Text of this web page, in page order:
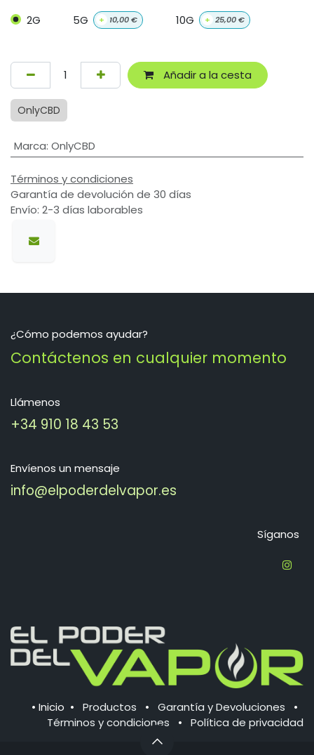
2G 5G + 10,00€ 10G + 25,00€
Añadir a la cesta
OnlyCBD
Marca: OnlyCBD
Términos y condiciones
Garantía de devolución de 30 días
Envío: 2-3 días laborables
¿Cómo podemos ayudar?
Contáctenos en cualquier momento
Llámenos
+34 910 18 43 53
Envíenos un mensaje
info@elpoderdelvapor.es
Síganos
• Inicio • Productos • Garantía y Devoluciones
•
Términos y condiciones
• Política de ​privacidad